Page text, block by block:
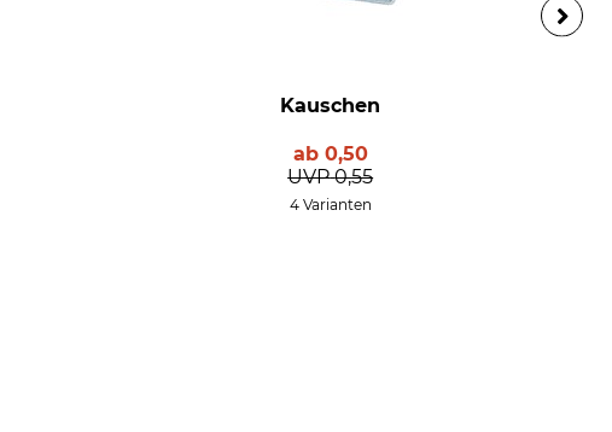
Kauschen
ab 0,50
UVP 0,55
4 Varianten